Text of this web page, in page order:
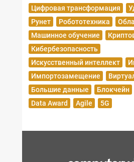
Цифровая трансформация
Рунет
Робототехника
Машинное обучение
Кибербезопасность
Искусственный интеллект
Импортозамещение
Большие данные
Блокчейн
Data Award
Agile 5G